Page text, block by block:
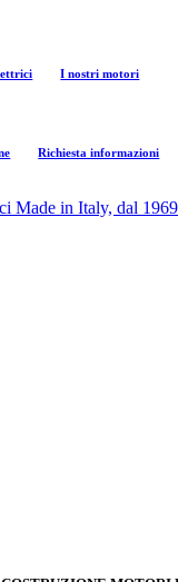
section
I nostri motori
Richiesta informazioni